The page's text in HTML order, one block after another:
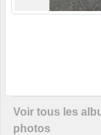
Voir tous les
photos